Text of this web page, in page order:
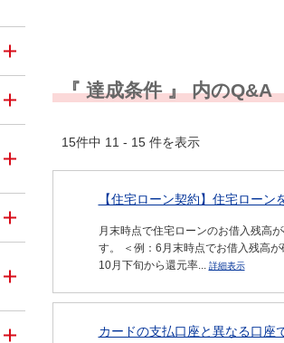
『 達成条件 』 内のQ&A
15件中 11 - 15 件を表示
【住宅ローン契約】住宅ローン
月末時点で住宅ローンのお借入残高
す。 ＜例：6月末時点でお借入残高
10月下旬から還元率... 詳細表示
カードの支払口座と異なる口座